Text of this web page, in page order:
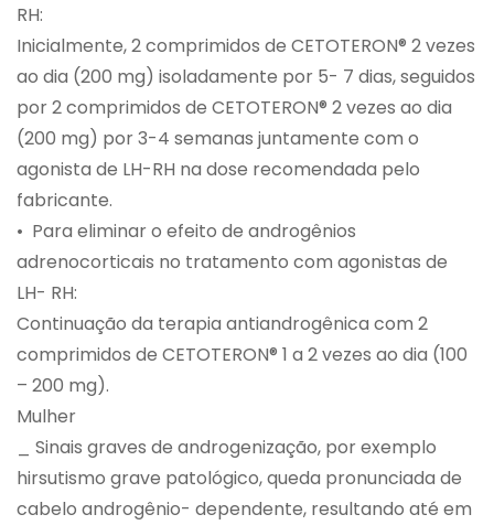
RH:
Inicialmente, 2 comprimidos de CETOTERON® 2 vezes
ao dia (200 mg) isoladamente por 5- 7 dias, seguidos
por 2 comprimidos de CETOTERON® 2 vezes ao dia
(200 mg) por 3-4 semanas juntamente com o
agonista de LH-RH na dose recomendada pelo
fabricante.
• Para eliminar o efeito de androgênios
adrenocorticais no tratamento com agonistas de
LH- RH:
Continuação da terapia antiandrogênica com 2
comprimidos de CETOTERON® 1 a 2 vezes ao dia (100
– 200 mg).
Mulher
_ Sinais graves de androgenização, por exemplo
hirsutismo grave patológico, queda pronunciada de
cabelo androgênio- dependente, resultando até em